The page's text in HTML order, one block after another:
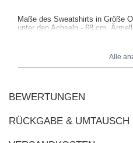
Maße des Sweatshirts in Größe
unter den Achseln - 68 cm,
Alle
BEWERTUNGEN
RÜCKGABE & UMTAUSCH